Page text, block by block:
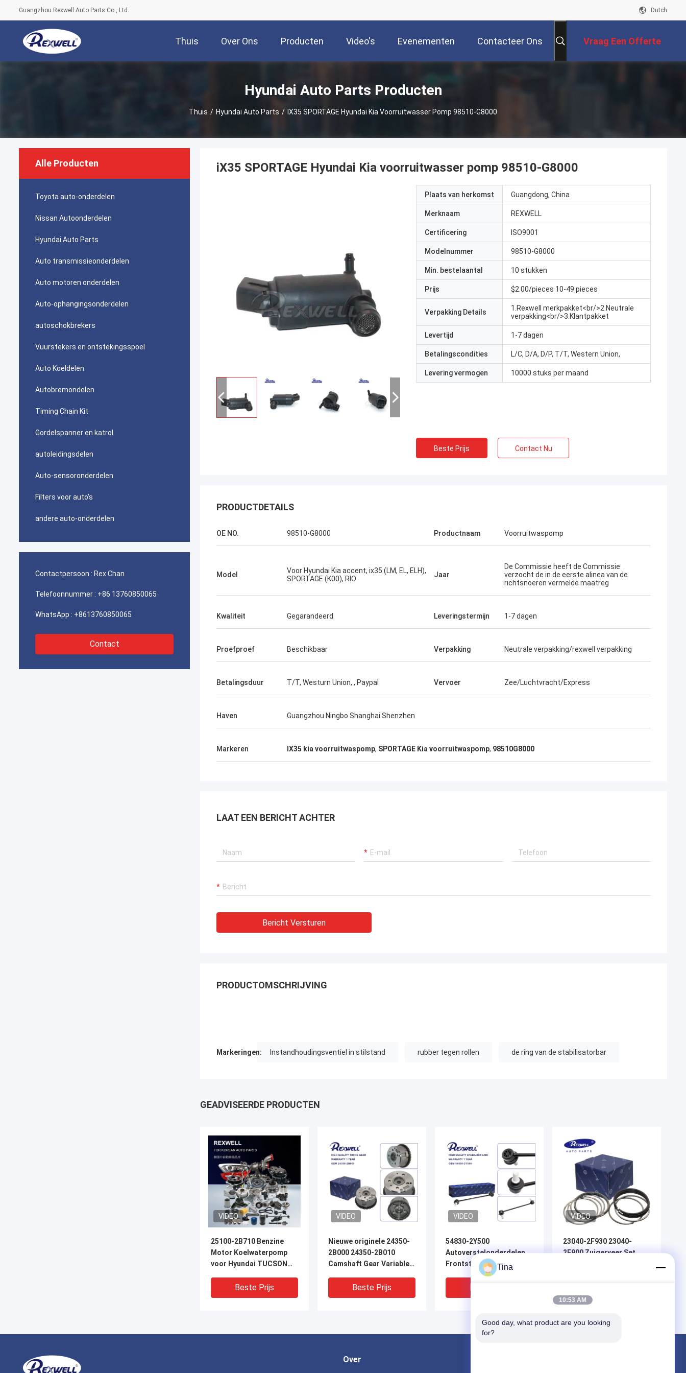
Guangzhou Rexwell Auto Parts Co., Ltd. Dutch
Thuis Over Ons Producten Video's Evenementen Contacteer Ons Vraag Een Offerte
Hyundai Auto Parts Producten
Thuis / Hyundai Auto Parts / IX35 SPORTAGE Hyundai Kia Voorruitwasser Pomp 98510-G8000
Alle Producten
Toyota auto-onderdelen
Nissan Autoonderdelen
Hyundai Auto Parts
Auto transmissieonderdelen
Auto motoren onderdelen
Auto-ophangingsonderdelen
autoschokbrekers
Vuurstekers en ontstekingsspoel
Auto Koeldelen
Autobremondelen
Timing Chain Kit
Gordelspanner en katrol
autoleidingsdelen
Auto-sensoronderdelen
Filters voor auto's
andere auto-onderdelen
Contactpersoon : Rex Chan
Telefoonnummer : +86 13760850065
WhatsApp : +8613760850065
Contact
iX35 SPORTAGE Hyundai Kia voorruitwasser pomp 98510-G8000
Plaats van herkomst Guangdong, China
Merknaam REXWELL
Certificering ISO9001
Modelnummer 98510-G8000
Min. bestelaantal 10 stukken
Prijs $2.00/pieces 10-49 pieces
Verpakking Details
1.Rexwell merkpakket<br/>2.Neutrale
verpakking<br/>3.Klantpakket
Levertijd 1-7 dagen
Betalingscondities L/C, D/A, D/P, T/T, Western Union,
Levering vermogen 10000 stuks per maand
Beste Prijs Contact Nu
PRODUCTDETAILS
OE NO. 98510-G8000 Productnaam Voorruitwaspomp
Model
Voor Hyundai Kia accent, ix35 (LM, EL, ELH),
SPORTAGE (K00), RIO
Jaar
De Commissie heeft de Commissie
verzocht de in de eerste alinea van de
richtsnoeren vermelde maatreg
Kwaliteit Gegarandeerd Leveringstermijn 1-7 dagen
Proefproef Beschikbaar Verpakking Neutrale verpakking/rexwell verpakking
Betalingsduur T/T, Westurn Union, , Paypal Vervoer Zee/Luchtvracht/Express
Haven Guangzhou Ningbo Shanghai Shenzhen
Markeren IX35 kia voorruitwaspomp, SPORTAGE Kia voorruitwaspomp, 98510G8000
LAAT EEN BERICHT ACHTER
Bericht Versturen
PRODUCTOMSCHRIJVING
Markeringen: Instandhoudingsventiel in stilstand rubber tegen rollen de ring van de stabilisatorbar
GEADVISEERDE PRODUCTEN
VIDEO
25100-2B710 Benzine
Motor Koelwaterpomp
voor Hyundai TUCSON
Beste Prijs
VIDEO
Nieuwe originele 24350-
2B000 24350-2B010
Camshaft Gear Variable
Sprocket voor Hyundai
Kia Soul G4FC Timing
Beste Prijs
VIDEO
54830-2Y500
Autoverstelonderdelen
Frontstabilisator Link
voor Hyundai IX35 Kia
SportageBeste Prijs
VIDEO
23040-2F930 23040-
2F900 Zuigerveer Set
Over
Tina
10:53 AM
Good day, what product are you looking
for?